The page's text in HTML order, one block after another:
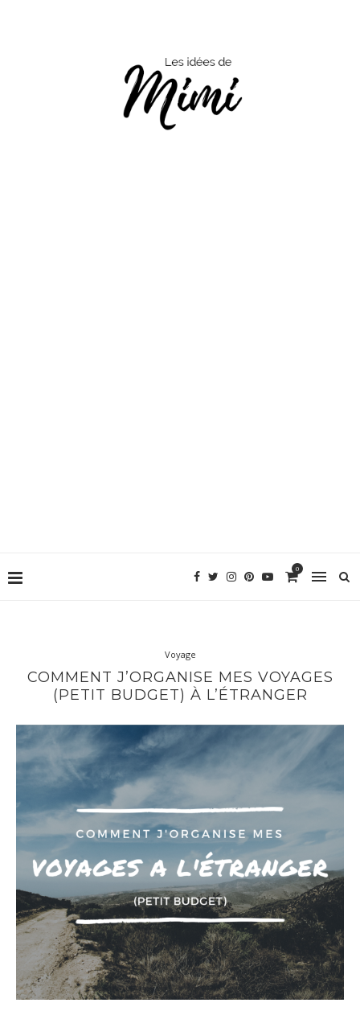
0
Voyage
COMMENT J’ORGANISE MES VOYAGES
(PETIT BUDGET) À L’ÉTRANGER